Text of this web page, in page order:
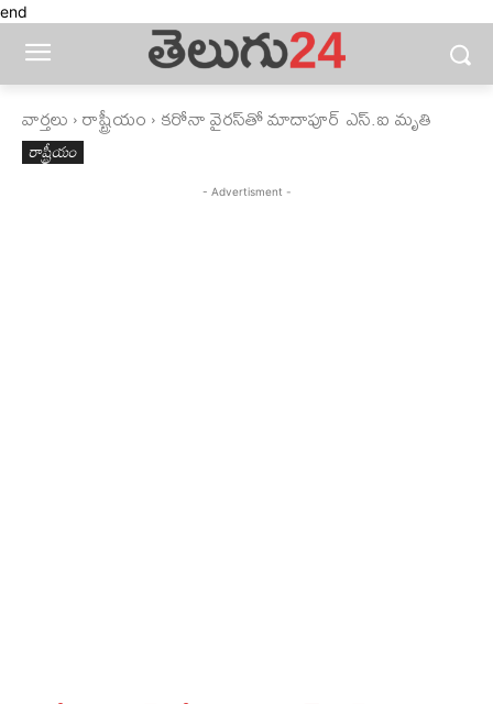
end
వార్తలు రాష్ట్రీయం కరోనా వైరస్‌తో మాదాపూర్‌ ఎస్‌.ఐ మృతి
రాష్ట్రీయం
- Advertisment -